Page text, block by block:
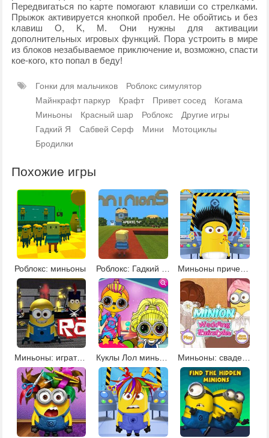
Передвигаться по карте помогают клавиши со стрелками.
Прыжок активируется кнопкой пробел. Не обойтись и без
клавиш O, K, M. Они нужны для активации
дополнительных игровых функций. Пора устроить в мире
из блоков незабываемое приключение и, возможно, спасти
кое-кого, кто попал в беду!
Гонки для мальчиков
Роблокс симулятор
Майнкрафт паркур
Крафт Привет сосед
Когама
Миньоны
Красный шар Роблокс
Другие игры
Гадкий Я
Сабвей Серф Мини
Мотоциклы
Бродилки
Похожие игры
Роблокс: миньоны Миньоны прически
Миньоны: играть в роблокс Куклы Лол миньоны Миньоны: свадебные прически